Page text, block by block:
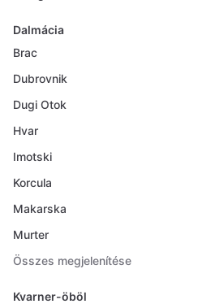
Dalmácia
Brac
Dubrovnik
Dugi Otok
Hvar
Imotski
Korcula
Makarska
Murter
Összes megjelenítése
Kvarner-öböl